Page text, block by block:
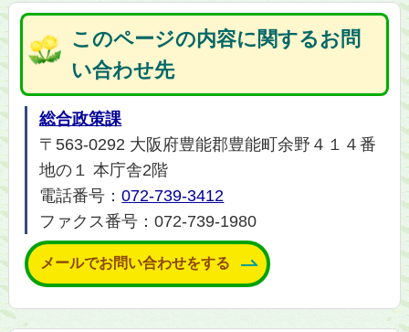
このページの内容に関するお問
い合わせ先
総合政策課
〒563-0292 大阪府豊能郡豊能町余野４１４番
地の１ 本庁舎2階
電話番号：072-739-3412
ファクス番号：072-739-1980
メールでお問い合わせをする